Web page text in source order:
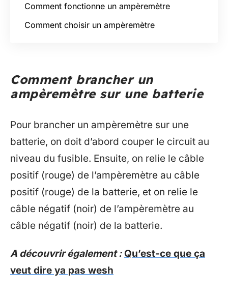
Comment fonctionne un ampèremètre
Comment choisir un ampèremètre
Comment brancher un
ampèremètre sur une batterie
Pour brancher un ampèremètre sur une
batterie, on doit d’abord couper le circuit au
niveau du fusible. Ensuite, on relie le câble
positif (rouge) de l’ampèremètre au câble
positif (rouge) de la batterie, et on relie le
câble négatif (noir) de l’ampèremètre au
câble négatif (noir) de la batterie.
A découvrir également : Qu’est-ce que ça
veut dire ya pas wesh